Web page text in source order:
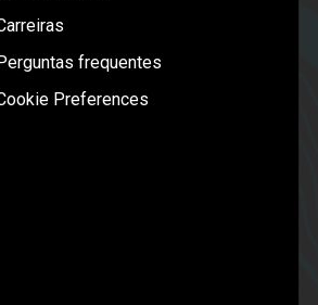
frequentes
Preferences